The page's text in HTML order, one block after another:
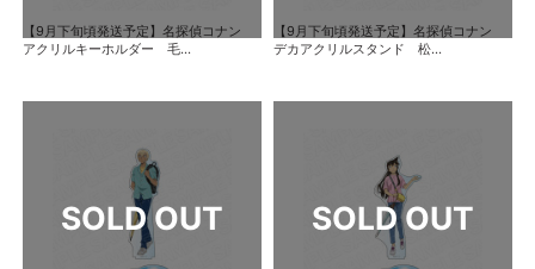
【9月下旬頃発送予定】名探偵コナン
アクリルキーホルダー 毛...
【9月下旬頃発送予定】名探偵コナン
デカアクリルスタンド 松...